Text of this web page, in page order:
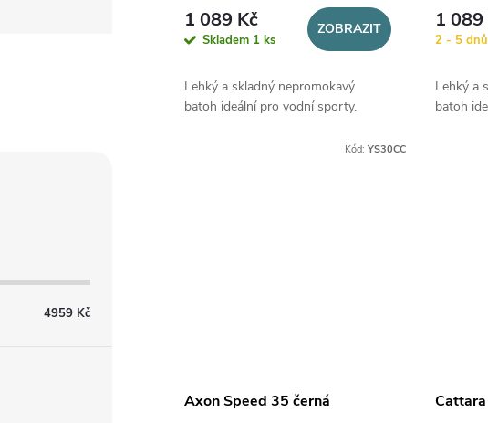
4959 Kč
1 089 Kč
Skladem 1 ks
ZOBRAZIT
Lehký a skladný nepromokavý
batoh ideální pro vodní sporty.
Kód: YS30CC
1 089
2 - 5 dnů
Lehký a
batoh
Axon Speed 35 černá